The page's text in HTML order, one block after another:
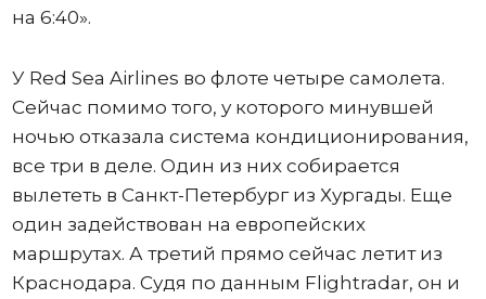
на 6:40».
У Red Sea Airlines во флоте четыре самолета.
Сейчас помимо того, у которого минувшей
ночью отказала система кондиционирования,
все три в деле. Один из них собирается
вылететь в Санкт-Петербург из Хургады. Еще
один задействован на европейских
маршрутах. А третий прямо сейчас летит из
Краснодара. Судя по данным Flightradar, он и